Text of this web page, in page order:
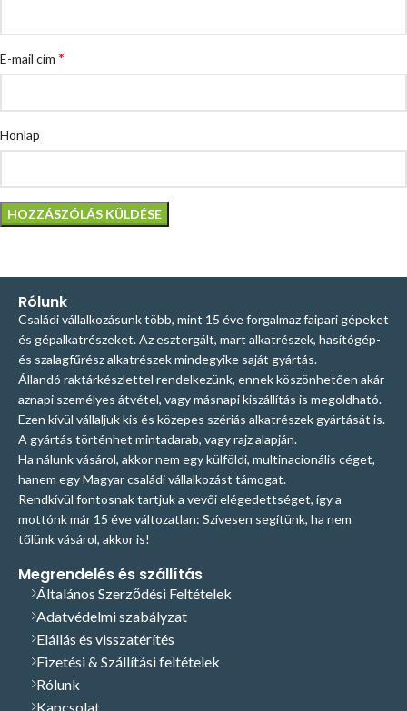
E-mail cím *
Honlap
Rólunk
Családi vállalkozásunk több, mint 15 éve forgalmaz faipari gépeket
és gépalkatrészeket. Az esztergált, mart alkatrészek, hasítógép-
és szalagfűrész alkatrészek mindegyike saját gyártás.
Állandó raktárkészlettel rendelkezünk, ennek köszönhetően akár
aznapi személyes átvétel, vagy másnapi kiszállítás is megoldható.
Ezen kívül vállaljuk kis és közepes szériás alkatrészek gyártását is.
A gyártás történhet mintadarab, vagy rajz alapján.
Ha nálunk vásárol, akkor nem egy külföldi, multinacionális céget,
hanem egy Magyar családi vállalkozást támogat.
Rendkívül fontosnak tartjuk a vevői elégedettséget, így a
mottónk már 15 éve változatlan: Szívesen segítünk, ha nem
tőlünk vásárol, akkor is!
Megrendelés és szállítás
Általános Szerződési Feltételek
Adatvédelmi szabályzat
Elállás és visszatérítés
Fizetési & Szállítási feltételek
Rólunk
Kapcsolat